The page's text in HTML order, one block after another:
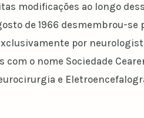
modificações ao longo
de 1966 desmembrou-se
por
com o nome Sociedade
e